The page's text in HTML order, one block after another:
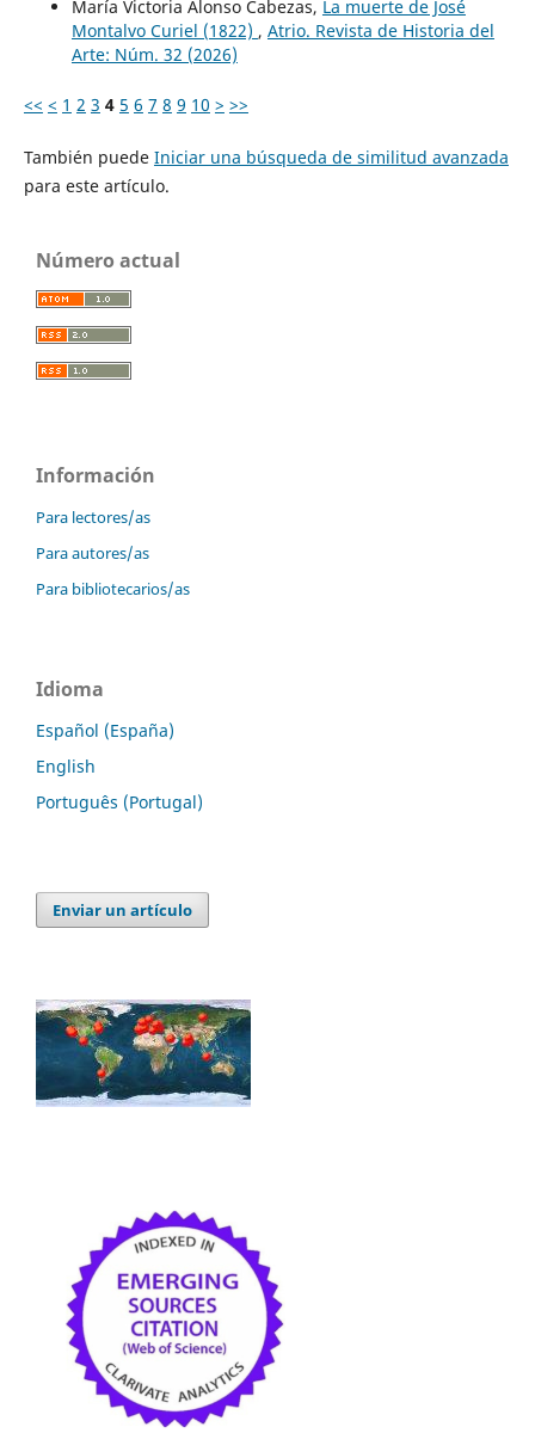
María Victoria Alonso Cabezas, La muerte de José
Montalvo Curiel (1822) , Atrio. Revista de Historia del
Arte: Núm. 32 (2026)
<< < 1 2 3 4 5 6 7 8 9 10 > >>
También puede Iniciar una búsqueda de similitud avanzada
para este artículo.
Número actual
Información
Para lectores/as
Para autores/as
Para bibliotecarios/as
Idioma
Español (España)
English
Português (Portugal)
Enviar un artículo